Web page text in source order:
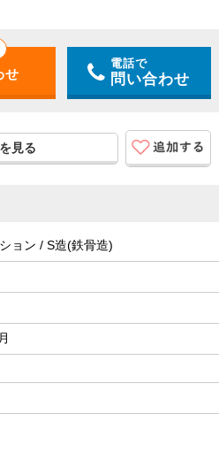
電話で
問い合わせ
見る
ョン / S造(鉄骨造)